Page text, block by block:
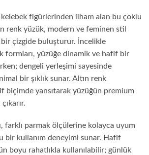
figürlerinden ilham alan bu çoklu
renk yüzük, modern ve feminen stil
bir çizgide buluşturur. İncelikle
formları, yüzüğe dinamik ve hafif bir
dengeli yerleşimi sayesinde
bir şıklık sunar. Altın renk
biçimde yansıtarak yüzüğün premium
farklı parmak ölçülerine kolayca uyum
bir kullanım deneyimi sunar. Hafif
boyu rahatlıkla kullanılabilir; günlük